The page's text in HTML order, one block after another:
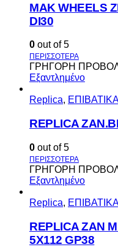
MAK WHEELS
DI30
0 out of 5
ΓΡΗΓΟΡΗ
Εξαντλημένο
Replica,
REPLICA
0 out of 5
ΓΡΗΓΟΡΗ
Εξαντλημένο
Replica,
REPLICA ZAN
5X112 GP38